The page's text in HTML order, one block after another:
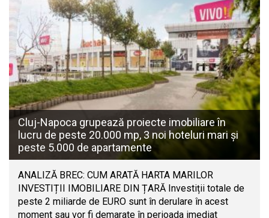
Cluj-Napoca grupează proiecte imobiliare în
lucru de peste 20.000 mp, 3 noi hoteluri mari și
peste 5.000 de apartamente
ANALIZĂ BREC: CUM ARATĂ HARTA MARILOR
INVESTIȚII IMOBILIARE DIN ȚARĂ Investiții totale de
peste 2 miliarde de EURO sunt în derulare în acest
moment sau vor fi demarate în perioada imediat